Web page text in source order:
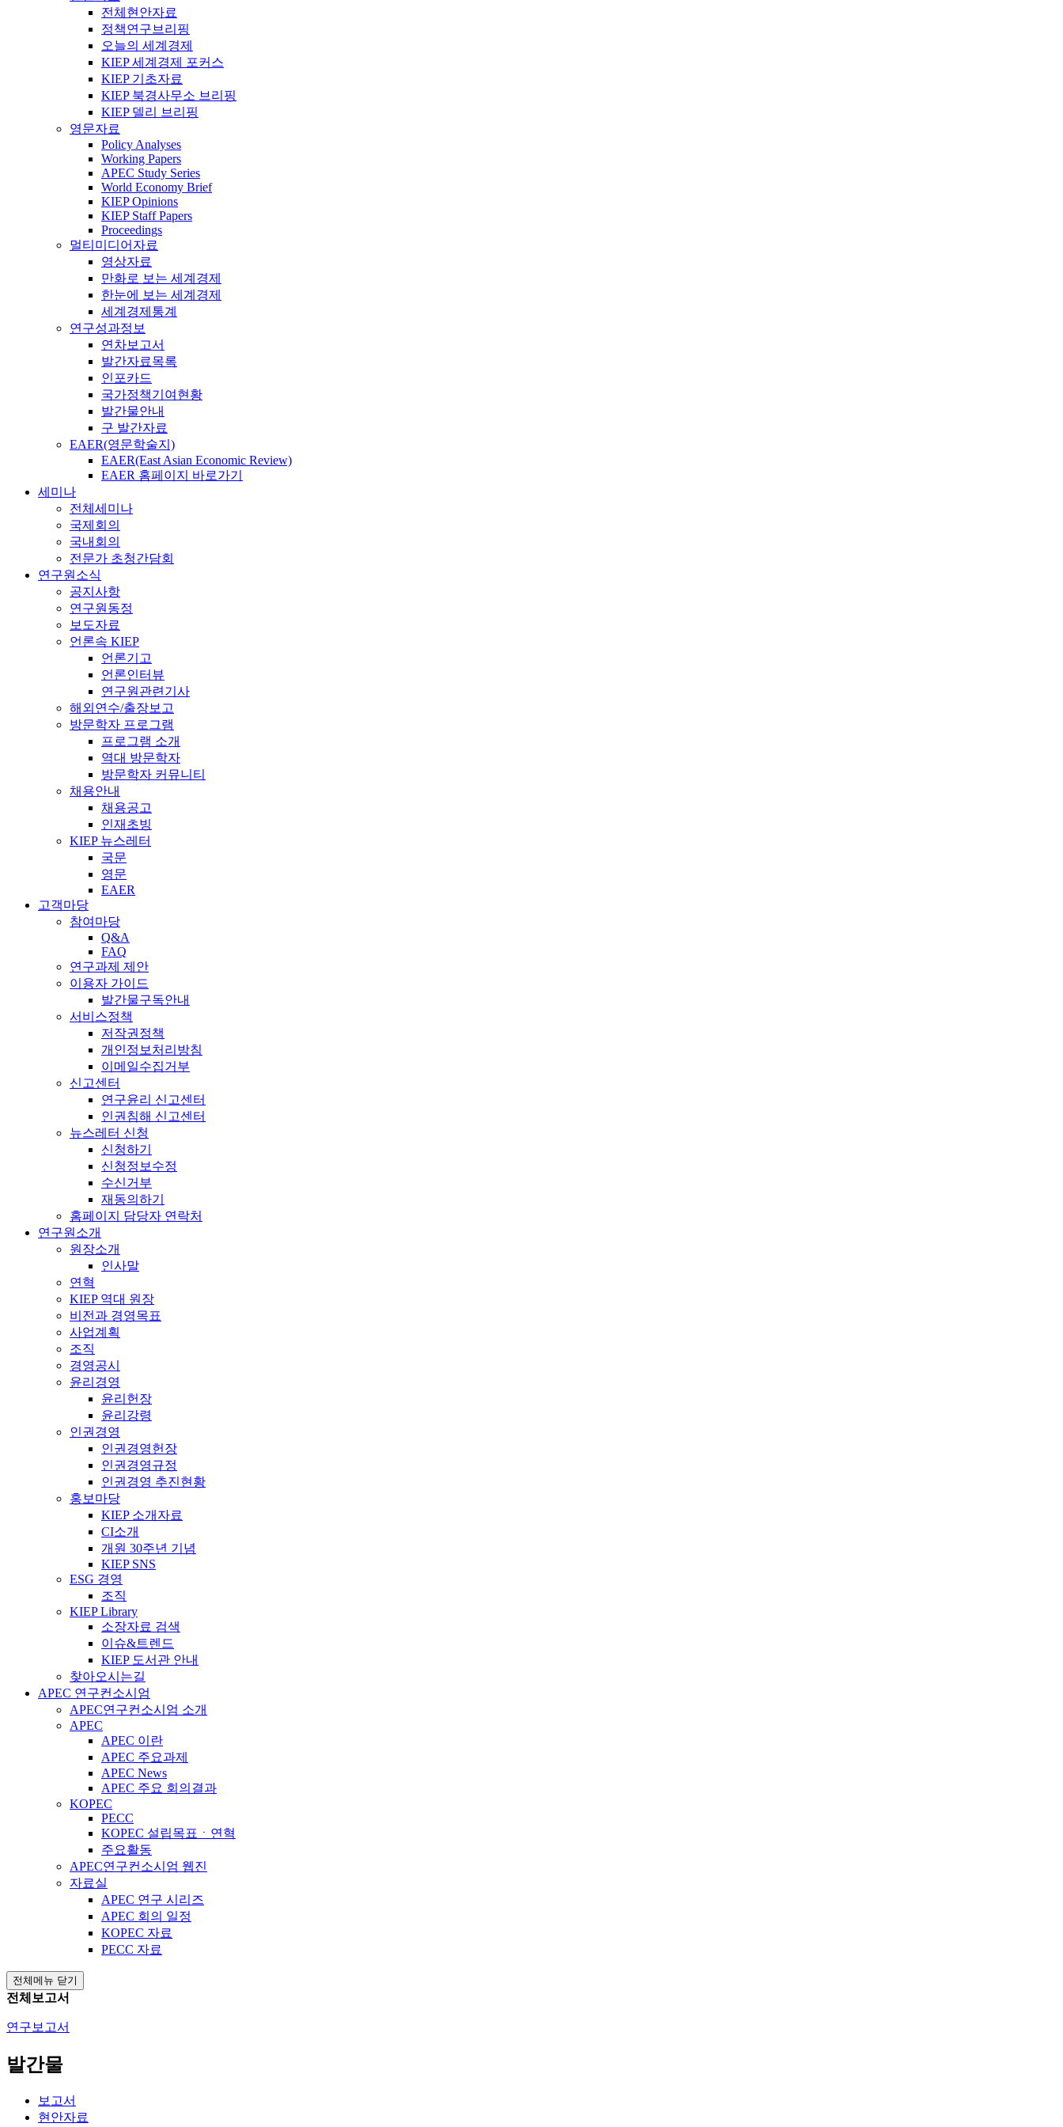
전체현안자료
정책연구브리핑
오늘의 세계경제
KIEP 세계경제 포커스
KIEP 기초자료
KIEP 북경사무소 브리핑
KIEP 델리 브리핑
영문자료
Policy Analyses
Working Papers
APEC Study Series
World Economy Brief
KIEP Opinions
KIEP Staff Papers
Proceedings
멀티미디어자료
영상자료
만화로 보는 세계경제
한눈에 보는 세계경제
세계경제통계
연구성과정보
연차보고서
발간자료목록
인포카드
국가정책기여현황
발간물안내
구 발간자료
EAER(영문학술지)
EAER(East Asian Economic Review)
EAER 홈페이지 바로가기
세미나
전체세미나
국제회의
국내회의
전문가 초청간담회
연구원소식
공지사항
연구원동정
보도자료
언론속 KIEP
언론기고
언론인터뷰
연구원관련기사
해외연수/출장보고
방문학자 프로그램
프로그램 소개
역대 방문학자
방문학자 커뮤니티
채용안내
채용공고
인재초빙
KIEP 뉴스레터
국문
영문
EAER
고객마당
참여마당
Q&A
FAQ
연구과제 제안
이용자 가이드
발간물구독안내
서비스정책
저작권정책
개인정보처리방침
이메일수집거부
신고센터
연구윤리 신고센터
인권침해 신고센터
뉴스레터 신청
신청하기
신청정보수정
수신거부
재동의하기
홈페이지 담당자 연락처
연구원소개
원장소개
인사말
연혁
KIEP 역대 원장
비전과 경영목표
사업계획
조직
경영공시
윤리경영
윤리헌장
윤리강령
인권경영
인권경영헌장
인권경영규정
인권경영 추진현황
홍보마당
KIEP 소개자료
CI소개
개원 30주년 기념
KIEP SNS
ESG 경영
조직
KIEP Library
소장자료 검색
이슈&트렌드
KIEP 도서관 안내
찾아오시는길
APEC 연구컨소시엄
APEC연구컨소시엄 소개
APEC
APEC 이란
APEC 주요과제
APEC News
APEC 주요 회의결과
KOPEC
PECC
KOPEC 설립목표ㆍ연혁
주요활동
APEC연구컨소시엄 웹진
자료실
APEC 연구 시리즈
APEC 회의 일정
KOPEC 자료
PECC 자료
전체메뉴 닫기
전체보고서
연구보고서
발간물
보고서
현안자료